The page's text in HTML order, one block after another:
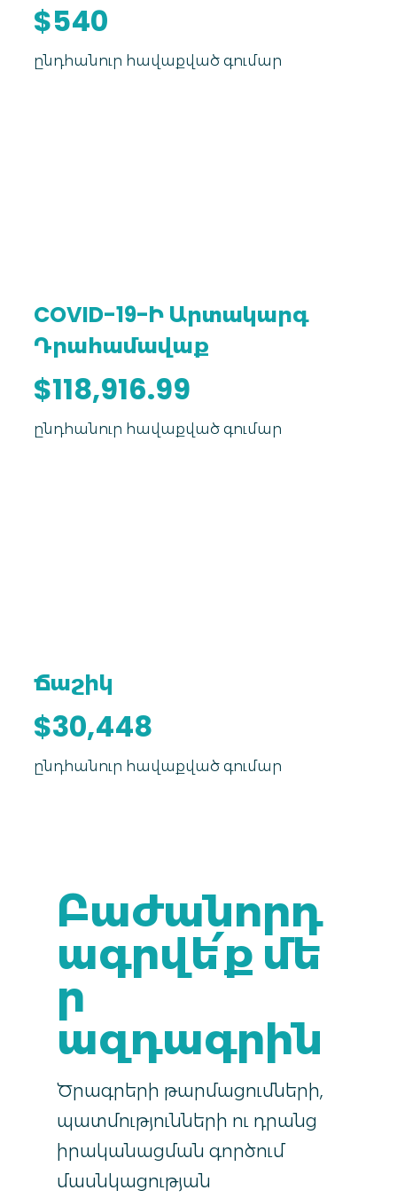
ընդհանուր հավաքված գումար
$540
ընդհանուր հավաքված գումար
COVID-19-Ի Արտակարգ
Դրահամավաք
$118,916.99
ընդհանուր հավաքված գումար
Ճաշիկ
$30,448
Ծրագրերի թարմացումների,
պատմությունների ու դրանց
իրականացման գործում
մասնկացության
Բաժանորդ
ագրվե՛ք մե
ր
ազդագրին